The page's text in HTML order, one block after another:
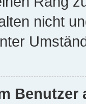
nicht